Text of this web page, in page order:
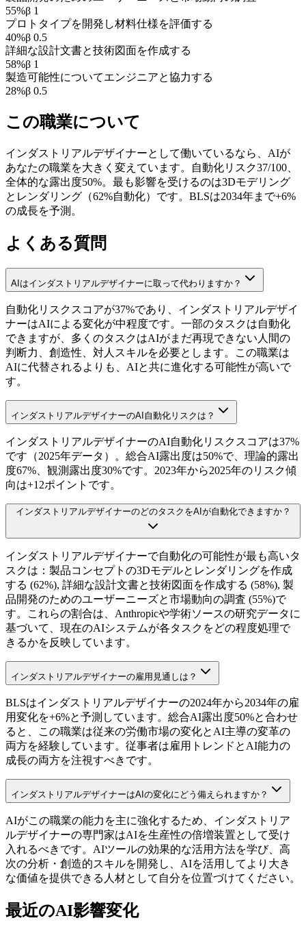
55%β 1
プロトタイプを開発し材料仕様を評価する
40%β 0.5
詳細な設計文書と技術図面を作成する
58%β 1
製造可能性についてエンジニアと協力する
28%β 0.5
この職業について
インダストリアルデザイナーとして働いているなら、AIが
あなたの職業を大きく変えています。自動化リスク37/100、
全体的な露出度50%。最も影響を受けるのは3Dモデリング
とレンダリング（62%自動化）です。BLSは2034年まで+6%
の成長を予測。
よくある質問
AIはインダストリアルデザイナーに取って代わりますか？
自動化リスクスコアが37%であり、インダストリアルデザイ
ナーはAIによる変化が中程度です。一部のタスクは自動化
できますが、多くのタスクはAIがまだ再現できない人間の
判断力、創造性、対人スキルを必要とします。この職業は
AIに代替されるよりも、AIと共に進化する可能性が高いで
す。
インダストリアルデザイナーのAI自動化リスクは？
インダストリアルデザイナーのAI自動化リスクスコアは37%
です（2025年データ）。総合AI露出度は50%で、理論的露出
度67%、観測露出度30%です。2023年から2025年のリスク傾
向は+12ポイントです。
インダストリアルデザイナーのどのタスクをAIが自動化できますか？
インダストリアルデザイナーで自動化の可能性が最も高いタ
スクは：製品コンセプトの3Dモデルとレンダリングを作成
する (62%), 詳細な設計文書と技術図面を作成する (58%), 製
品開発のためのユーザーニーズと市場動向の調査 (55%)で
す。これらの割合は、Anthropicや学術ソースの研究データに
基づいて、現在のAIシステムが各タスクをどの程度処理で
きるかを反映しています。
インダストリアルデザイナーの雇用見通しは？
BLSはインダストリアルデザイナーの2024年から2034年の雇
用変化を+6%と予測しています。総合AI露出度50%と合わせ
ると、この職業は従来の労働市場の変化とAI主導の変革の
両方を経験しています。従事者は雇用トレンドとAI能力の
成長の両方を注視すべきです。
インダストリアルデザイナーはAIの変化にどう備えられますか？
AIがこの職業の能力を主に強化するため、インダストリア
ルデザイナーの専門家はAIを生産性の倍増装置として受け
入れるべきです。AIツールの効果的な活用方法を学び、高
次の分析・創造的スキルを開発し、AIを活用してより大き
な価値を提供できる人材として自分を位置づけてください。
最近のAI影響変化